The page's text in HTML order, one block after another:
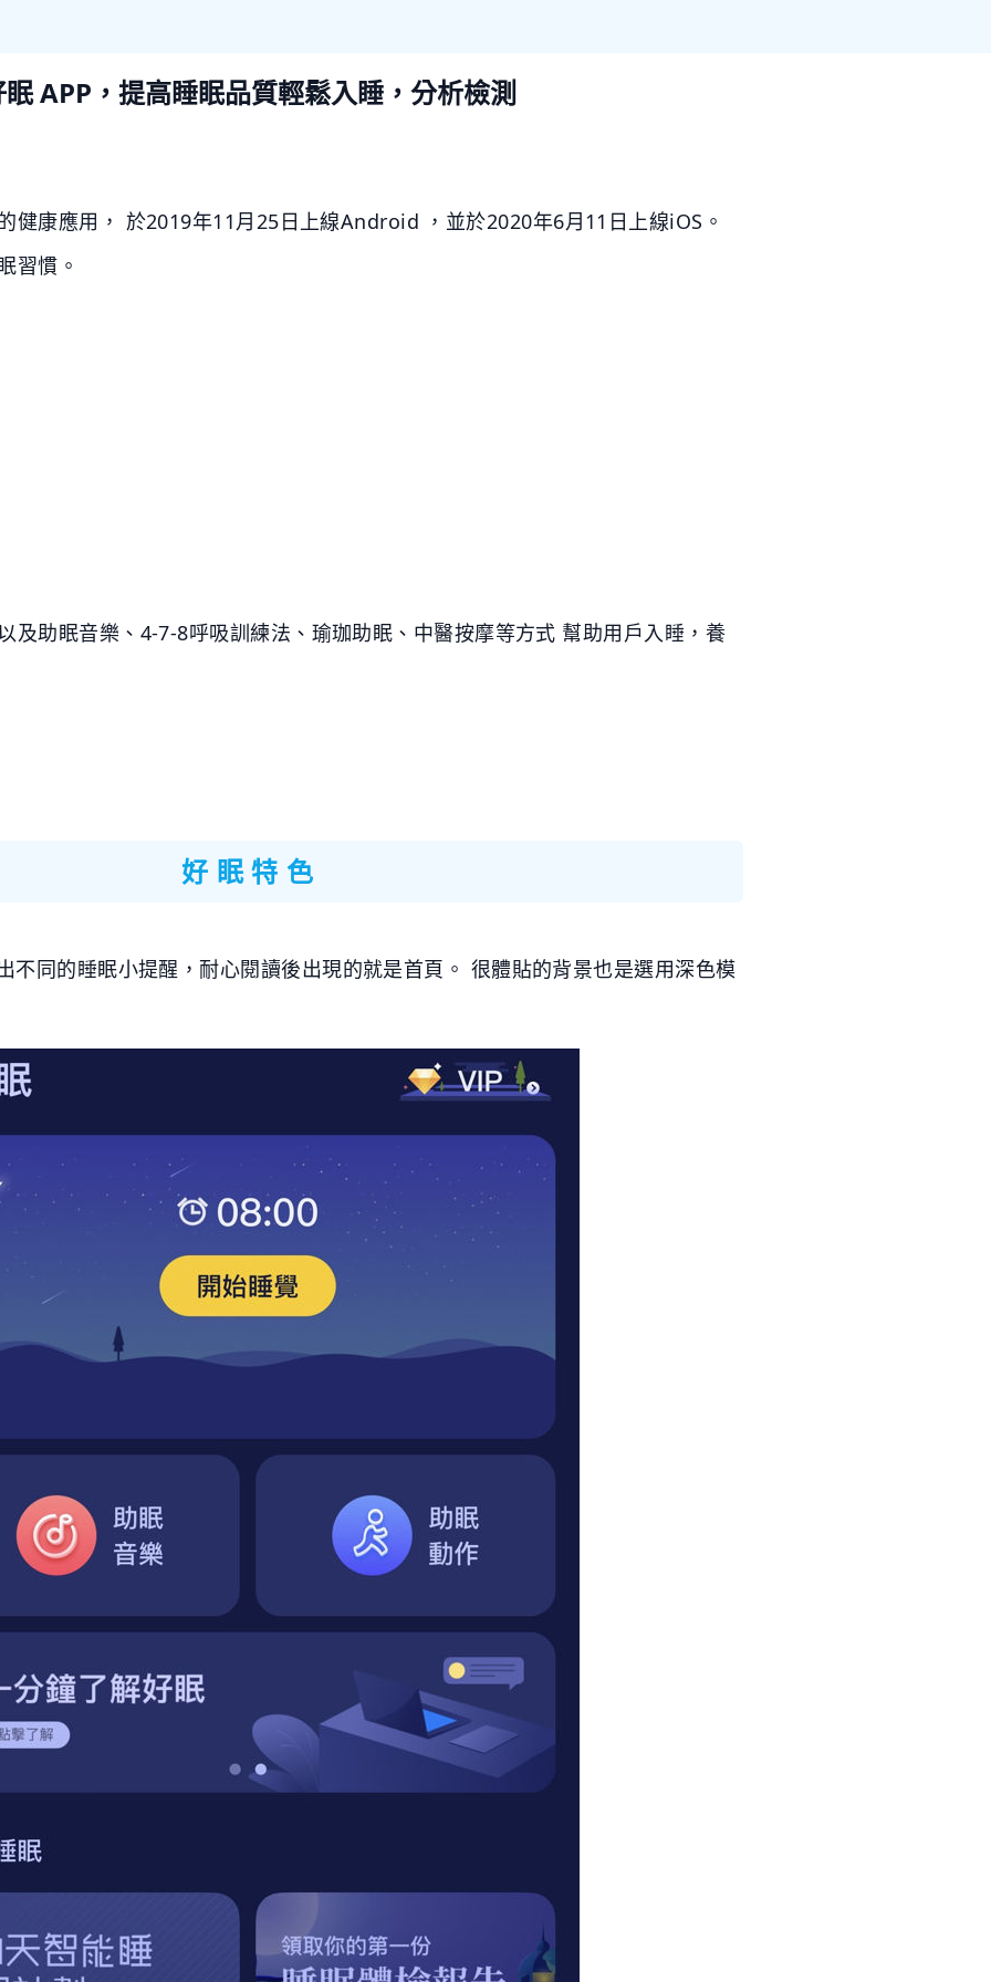
APP，提高睡眠品質輕鬆入睡，分析檢測
健康應用， 於2019年11月25日上線Android ，並於2020年6月11日上線iOS。
習慣。
及助眠音樂、4-7-8呼吸訓練法、瑜珈助眠、中醫按摩等方式 幫助用戶入睡，養
好 眠 特 色
不同的睡眠小提醒，耐心閱讀後出現的就是首頁。 很體貼的背景也是選用深色模